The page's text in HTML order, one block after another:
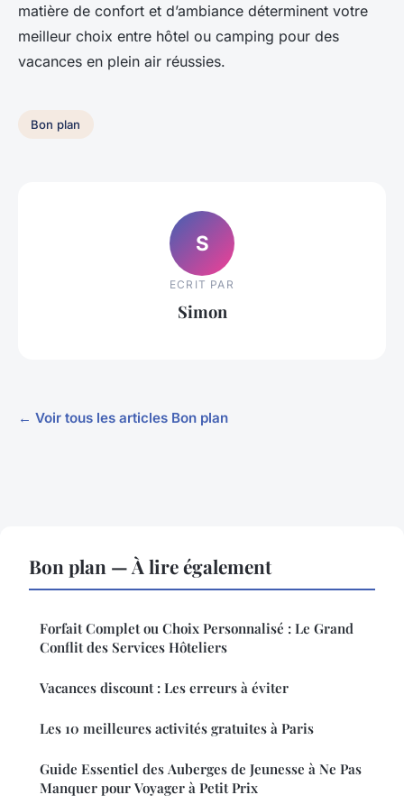
matière de confort et d’ambiance déterminent votre
meilleur choix entre hôtel ou camping pour des
vacances en plein air réussies.
Bon plan
S
ECRIT PAR
Simon
← Voir tous les articles Bon plan
Bon plan — À lire également
Forfait Complet ou Choix Personnalisé : Le Grand
Conflit des Services Hôteliers
Vacances discount : Les erreurs à éviter
Les 10 meilleures activités gratuites à Paris
Guide Essentiel des Auberges de Jeunesse à Ne Pas
Manquer pour Voyager à Petit Prix